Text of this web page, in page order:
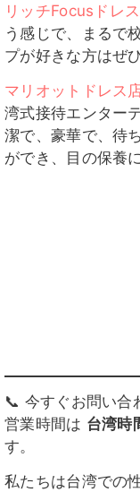
リッチFocusドレ
う感じで、まるで
プが好きな方はぜ
マリオットドレス
湾式接待エンター
潔で、豪華で、待
ができ、目の保養
📞 今すぐお問い合
営業時間は 台湾時
す。
私たちは台湾での